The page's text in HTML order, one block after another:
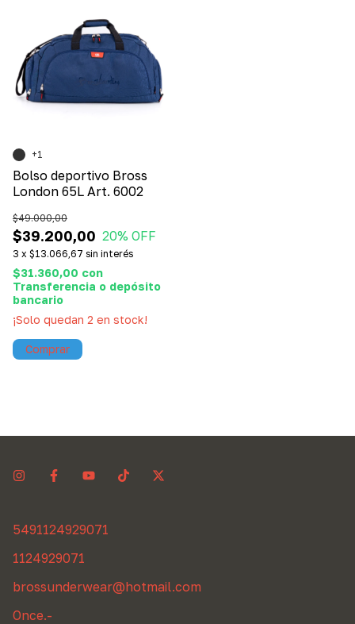
Bolso deportivo Bross
London 65L Art. 6002
$39.200,00
$49.000,00
20% OFF
3 x $13.066,67 sin interés
$31.360,00 con
Transferencia o depósito
bancario
¡Solo quedan 2 en stock!
+1
Comprar
5491124929071
1124929071
brossunderwear@hotmail.com
Once.-